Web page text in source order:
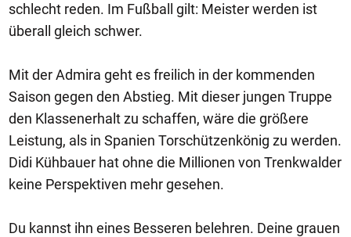
schlecht reden. Im Fußball gilt: Meister werden ist
überall gleich schwer.
Mit der Admira geht es freilich in der kommenden
Saison gegen den Abstieg. Mit dieser jungen Truppe
den Klassenerhalt zu schaffen, wäre die größere
Leistung, als in Spanien Torschützenkönig zu werden.
Didi Kühbauer hat ohne die Millionen von Trenkwalder
keine Perspektiven mehr gesehen.
Du kannst ihn eines Besseren belehren. Deine grauen